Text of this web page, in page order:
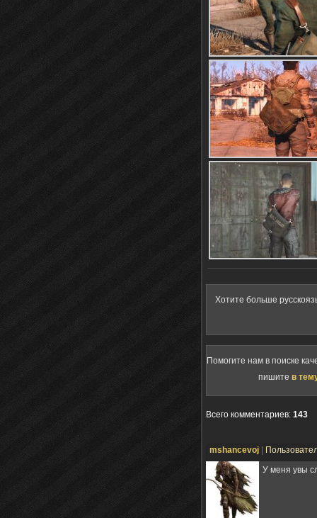
Хотите больше
Помогите нам в поиске
пишите в
Всего комментариев: 143
mshancevoj
У меня увы